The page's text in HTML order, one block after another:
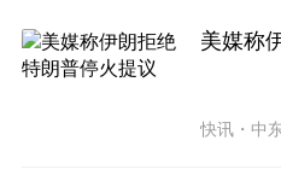
美媒称
快讯 ・ 中